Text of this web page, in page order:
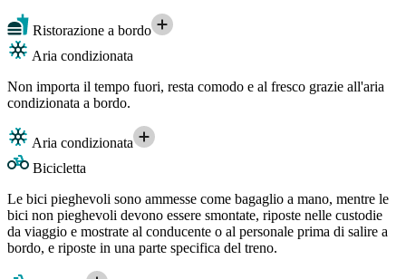
Ristorazione a bordo
Aria condizionata
Non importa il tempo fuori, resta comodo e al fresco grazie all'aria
condizionata a bordo.
Aria condizionata
Bicicletta
Le bici pieghevoli sono ammesse come bagaglio a mano, mentre le
bici non pieghevoli devono essere smontate, riposte nelle custodie
da viaggio e mostrate al conducente o al personale prima di salire a
bordo, e riposte in una parte specifica del treno.